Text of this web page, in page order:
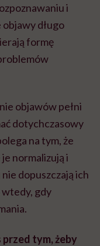
i
długo
formę
objawów pełni
dotychczasowy
na tym, że
normalizują i
dopuszczają ich
gdy
tym, żeby